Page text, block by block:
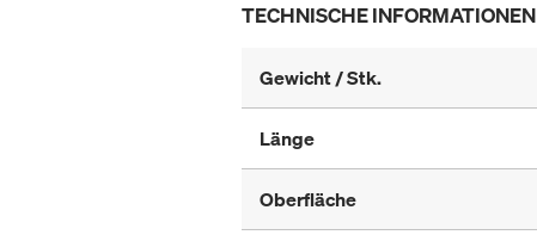
TECHNISCHE INFORMATIONEN
Gewicht / Stk.
Länge
Oberfläche